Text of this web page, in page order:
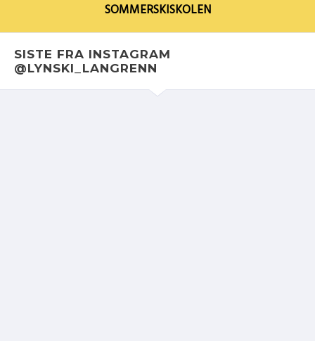
SOMMERSKISKOLEN
SISTE FRA INSTAGRAM
@LYNSKI_LANGRENN